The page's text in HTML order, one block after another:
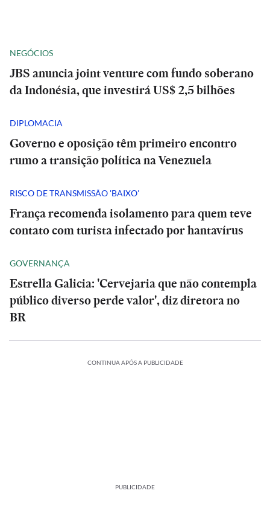
NEGÓCIOS
JBS anuncia joint venture com fundo soberano
da Indonésia, que investirá US$ 2,5 bilhões
DIPLOMACIA
Governo e oposição têm primeiro encontro
rumo a transição política na Venezuela
RISCO DE TRANSMISSÃO 'BAIXO'
França recomenda isolamento para quem teve
contato com turista infectado por hantavírus
GOVERNANÇA
Estrella Galicia: 'Cervejaria que não contempla
público diverso perde valor', diz diretora no
BR
CONTINUA APÓS A PUBLICIDADE
PUBLICIDADE